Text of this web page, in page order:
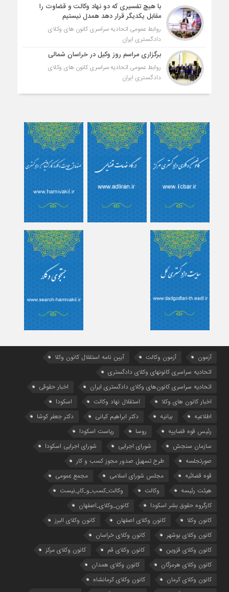
با هیچ تفسیری که دو نهاد وکالت و قضاوت را
مقابل یکدیگر قرار دهد همدل نیستیم
روابط عمومی اتحادیه سراسری کانون های وکلای
دادگستری ایران
برگزاری مراسم روز وکیل در خراسان شمالی
روابط عمومی اتحادیه سراسری کانون های وکلای
دادگستری ایران
آزمون آزمون وکالت
آیین ‌نامه استقلال کانون وکلا
اتحادیه سراسری کانونهای وکلای دادگستری
اتحادیه سراسری کانون‌های وکلای دادگستری ایران
اخبار حقوقی
اخبار کانون های وکلا
استقلال نهاد وکالت
اسکودا
اطلاعیه
بیانیه دکتر ابراهیم کیانی
دکتر جعفر کوشا
رئیس قوه قضاییه
روسا
ریاست اسکودا
سازمان سنجش
شورای اجرایی
شورای اجرایی اسکودا
صورتجلسه
طرح تسهیل صدور مجوز کسب و کار
قوه قضائیه
مجلس شورای اسلامی
مجمع عمومی
هیئت رئیسه
وکالت
وکالت_کسب_و_کار_نیست
کارگروه حقوق بشر اسکودا
کانون_وکلای_اصفهان
کانون وکلا
کانون وکلای اصفهان
کانون وکلای البرز
کانون وکلای بوشهر
کانون وکلای خراسان
کانون وکلای قزوین
کانون وکلای قم
کانون وکلای مرکز
کانون وکلای هرمزگان
کانون وکلای همدان
کانون وکلای کرمان
کانون وکلای کرمانشاه